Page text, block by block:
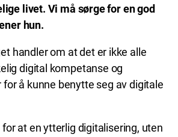
livet. Vi må sørge for en god
hun.
handler om at det er ikke alle
digital kompetanse og
å kunne benytte seg av digitale
at en ytterlig digitalisering, uten